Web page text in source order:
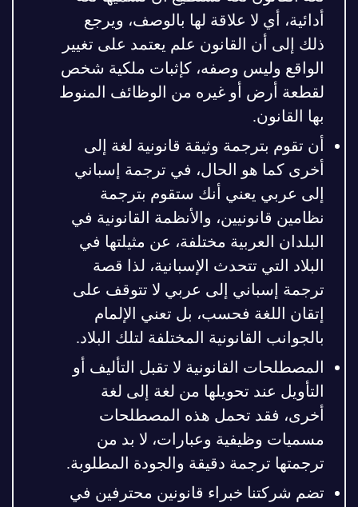
أدائية، أي لا علاقة لها بالوصف، ويرجع
ذلك إلى أن القانون علم يعتمد على تغيير
الواقع وليس وصفه، كإثبات ملكية شخص
لقطعة أرض أو غيره من الوظائف المنوط
بها القانون.
أن تقوم بترجمة وثيقة قانونية لغة إلى
أخرى كما هو الحال، في ترجمة إسباني
إلى عربي يعني أنك ستقوم بترجمة
نظامين قانونيين، والأنظمة القانونية في
البلدان العربية مختلفة، عن مثيلتها في
البلاد التي تتحدث الإسبانية، لذا قصة
ترجمة إسباني إلى عربي لا تتوقف على
إتقان اللغة فحسب، بل تعني الإلمام
بالجوانب القانونية المختلفة لتلك البلاد.
المصطلحات القانونية لا تقبل التأليف أو
التأويل عند تحويلها من لغة إلى لغة
أخرى، فقد تحمل هذه المصطلحات
مسميات وظيفية وعبارات، لا بد من
ترجمتها ترجمة دقيقة والجودة المطلوبة.
تضم شركتنا خبراء قانونين محترفين في